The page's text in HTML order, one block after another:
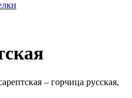
– горчица русская,